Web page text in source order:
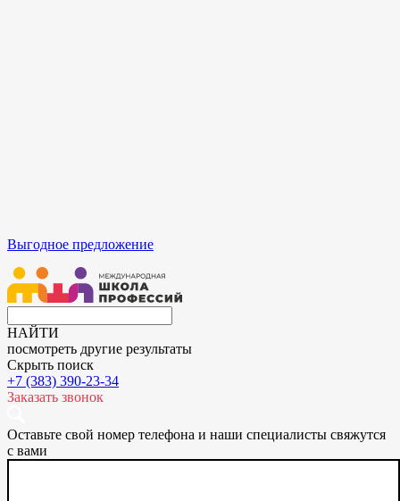
Выгодное предложение
НАЙТИ
посмотреть другие результаты
Скрыть поиск
+7 (383) 390-23-34
Заказать звонок
Оставьте свой номер телефона и наши специалисты свяжутся
с вами